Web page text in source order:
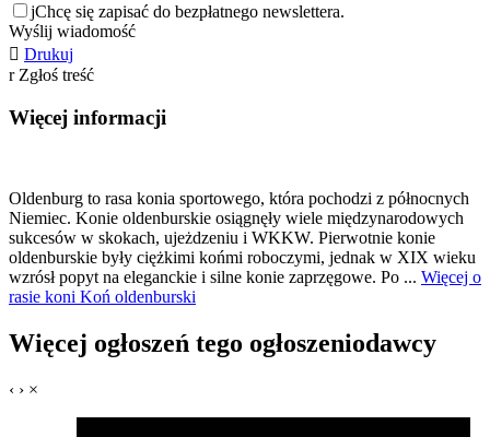
jChcę się zapisać do bezpłatnego newslettera.
Wyślij wiadomość
 Drukuj
r Zgłoś treść
Więcej informacji
Oldenburg to rasa konia sportowego, która pochodzi z północnych
Niemiec. Konie oldenburskie osiągnęły wiele międzynarodowych
sukcesów w skokach, ujeżdzeniu i WKKW. Pierwotnie konie
oldenburskie były ciężkimi końmi roboczymi, jednak w XIX wieku
wzrósł popyt na eleganckie i silne konie zaprzęgowe. Po ... Więcej o
rasie koni Koń oldenburski
Więcej ogłoszeń tego ogłoszeniodawcy
‹ › ×